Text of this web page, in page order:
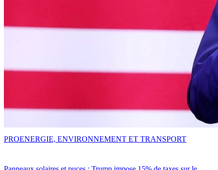
PROENERGIE, ENVIRONNEMENT ET TRANSPORT